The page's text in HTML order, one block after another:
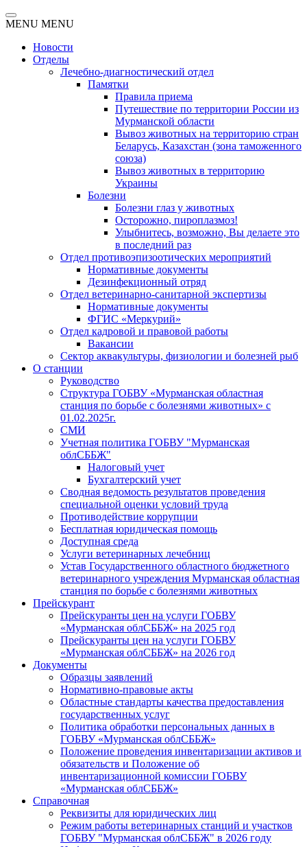
MENU MENU
Новости
Отделы
Лечебно-диагностический отдел
Памятки
Правила приема
Путешествие по территории России из
Мурманской области
Вывоз животных на территорию стран
Беларусь, Казахстан (зона таможенного
союза)
Вывоз животных в территорию
Украины
Болезни
Болезни глаз у животных
Осторожно, пироплазмоз!
Улыбнитесь, возможно, Вы делаете это
в последний раз
Отдел противоэпизоотических мероприятий
Нормативные документы
Дезинфекционный отряд
Отдел ветеринарно-санитарной экспертизы
Нормативные документы
ФГИС «Меркурий»
Отдел кадровой и правовой работы
Вакансии
Сектор аквакультуры, физиологии и болезней рыб
О станции
Руководство
Структура ГОБВУ «Мурманская областная
станция по борьбе с болезнями животных» c
01.02.2025г.
СМИ
Учетная политика ГОБВУ "Мурманская
облСББЖ"
Налоговый учет
Бухгалтерский учет
Сводная ведомость результатов проведения
специальной оценки условий труда
Противодействие коррупции
Бесплатная юридическая помощь
Доступная среда
Услуги ветеринарных лечебниц
Устав Государственного областного бюджетного
ветеринарного учреждения Мурманская областная
станция по борьбе с болезнями животных
Прейскурант
Прейскуранты цен на услуги ГОБВУ
«Мурманская облСББЖ» на 2025 год
Прейскуранты цен на услуги ГОБВУ
«Мурманская облСББЖ» на 2026 год
Документы
Образцы заявлений
Нормативно-правовые акты
Областные стандарты качества предоставления
государственных услуг
Политика обработки персональных данных в
ГОБВУ «Мурманская облСББЖ»
Положение проведения инвентаризации активов и
обязательств и Положение об
инвентаризационной комиссии ГОБВУ
«Мурманская облСББЖ»
Справочная
Реквизиты для юридических лиц
Режим работы ветеринарных станций и участков
ГОБВУ "Мурманская облСББЖ" в 2026 году